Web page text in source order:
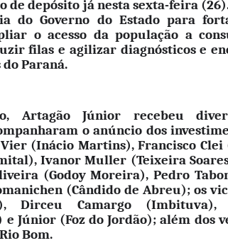
de depósito já nesta sexta-feira
do Governo do Estado para
o acesso da população a
filas e agilizar diagnósticos e
Paraná.
Artagão Júnior recebeu
o anúncio dos
(Inácio Martins), Francisco Clei
Ivanor Muller (Teixeira
(Godoy Moreira), Pedro
(Cândido de Abreu); os
Dirceu Camargo (Imbituva),
Júnior (Foz do Jordão); além dos
Bom.